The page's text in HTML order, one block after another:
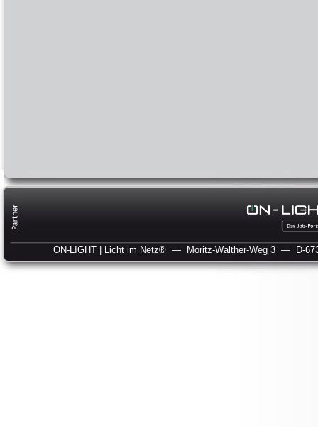
ON-LIGHT | Licht im Netz® — Moritz-Walther-Weg 3 — D-